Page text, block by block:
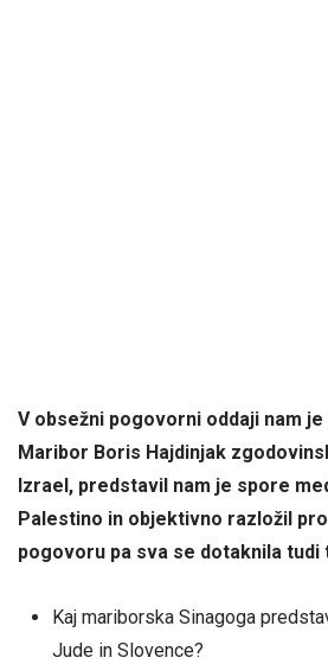
V obsežni pogovorni oddaji nam
Maribor Boris Hajdinjak
Izrael, predstavil nam je spore
Palestino in objektivno razložil
pogovoru pa sva se dotaknila tudi
Kaj mariborska Sinagoga
Jude in Slovence?